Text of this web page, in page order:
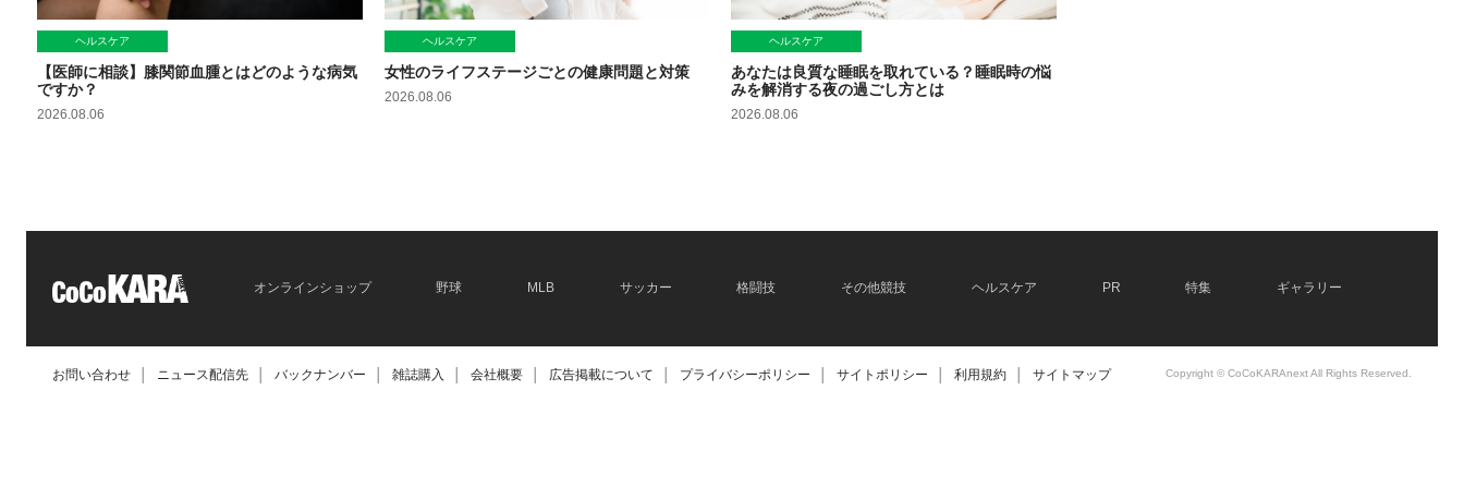
ヘルスケア
【医師に相談】膝関節血腫とはどのような病気
ですか？
2026.08.06
ヘルスケア
女性のライフステージごとの健康問題と対策
2026.08.06
ヘルスケア
あなたは良質な睡眠を取れている？睡眠時の悩
みを解消する夜の過ごし方とは
2026.08.06
オンラインショップ 野球 MLB サッカー 格闘技 その他競技 ヘルスケア PR 特集 ギャラリー
お問い合わせ ニュース配信先 バックナンバー 雑誌購入 会社概要 広告掲載について プライバシーポリシー サイトポリシー 利用規約 サイトマップ Copyright © CoCoKARAnext All Rights Reserved.